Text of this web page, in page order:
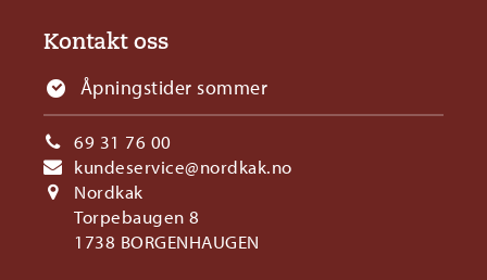
Kontakt oss
Åpningstider sommer
69 31 76 00
kundeservice@nordkak.no
Nordkak
Torpebaugen 8
1738 BORGENHAUGEN